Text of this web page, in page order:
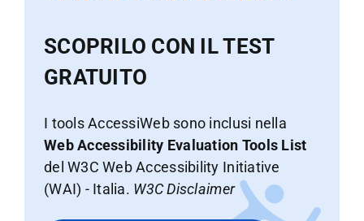
SCOPRILO CON IL TEST
GRATUITO
I tools AccessiWeb sono inclusi nella
Web Accessibility Evaluation Tools List
del W3C Web Accessibility Initiative
(WAI) - Italia. W3C Disclaimer